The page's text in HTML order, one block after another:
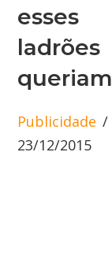
esses
ladrões
queriam
Publicidade
23/12/2015